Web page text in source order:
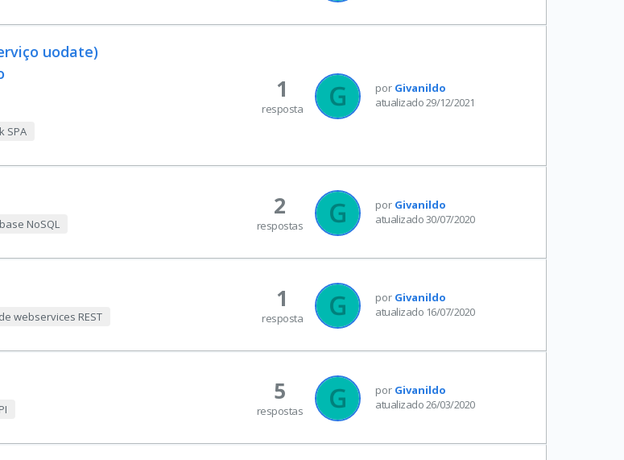
uodate)
SPA
por Givanildo
atualizado 29/12/2021
1
resposta
NoSQL
por Givanildo
atualizado 30/07/2020
2
respostas
webservices REST
por Givanildo
atualizado 16/07/2020
1
resposta
por Givanildo
atualizado 26/03/2020
5
respostas